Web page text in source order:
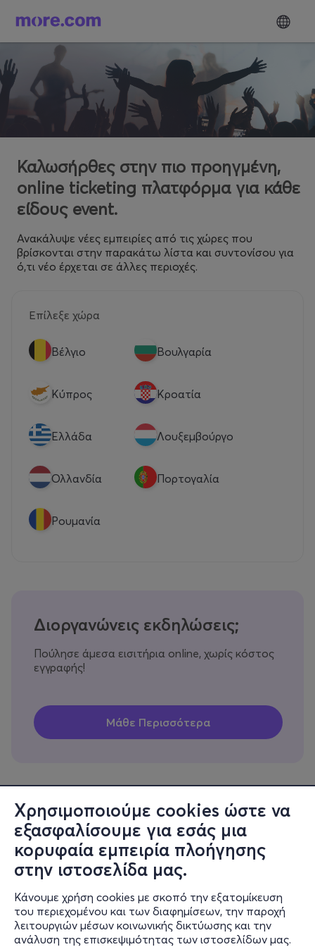
Χρησιμοποιούμε cookies ώστε να
εξασφαλίσουμε για εσάς μια
κορυφαία εμπειρία πλοήγησης
στην ιστοσελίδα μας.
Κάνουμε χρήση cookies με σκοπό την εξατομίκευση
του περιεχομένου και των διαφημίσεων, την παροχή
λειτουργιών μέσων κοινωνικής δικτύωσης και την
ανάλυση της επισκεψιμότητας των ιστοσελίδων μας.
Καλωσήρθες στην πιο προηγμένη,
online ticketing πλατφόρμα για κάθε
είδους event.
Ανακάλυψε νέες εμπειρίες από τις χώρες που
βρίσκονται στην παρακάτω λίστα και συντονίσου για
ό,τι νέο έρχεται σε άλλες περιοχές.
Επίλεξε χώρα
Βέλγιο Βουλγαρία
Κύπρος Κροατία
Eλλάδα Λουξεμβούργο
Ολλανδία Πορτογαλία
Ρουμανία
Διοργανώνεις εκδηλώσεις;
Πούλησε άμεσα εισιτήρια online, χωρίς κόστος
εγγραφής!
Πληροφορίες
Υποστήριξη
Stay Connected